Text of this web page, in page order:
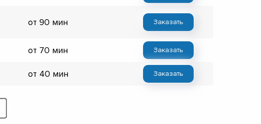
от 90 мин Заказать
от 70 мин Заказать
от 40 мин Заказать